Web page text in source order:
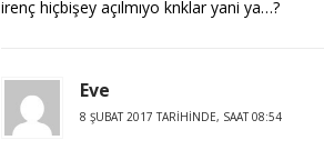
irenç hiçbişey açılmıyo knklar yani ya…?
Eve
8 ŞUBAT 2017 TARIHINDE, SAAT 08:54